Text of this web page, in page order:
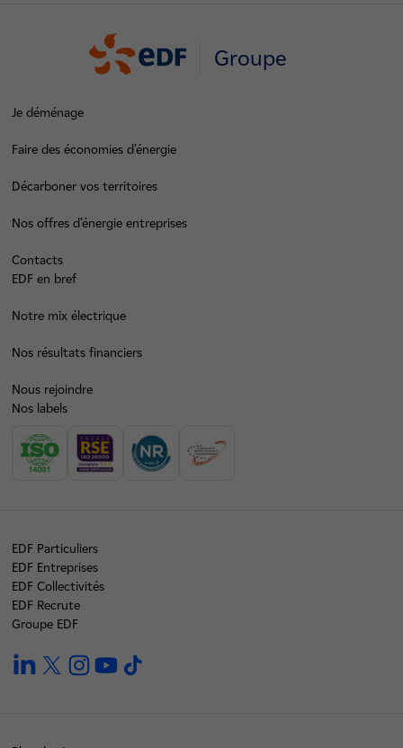
Groupe
Je déménage
Faire des économies d’énergie
Décarboner vos territoires
Nos offres d’énergie entreprises
Contacts
EDF en bref
Notre mix électrique
Nos résultats financiers
Nous rejoindre
Nos labels
EDF Particuliers
EDF Entreprises
EDF Collectivités
EDF Recrute
Groupe EDF
linkedintwitterinstagramyoutube